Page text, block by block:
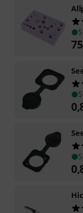
75